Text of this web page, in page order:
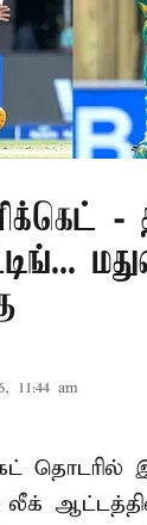
-
11:44 am
தொடரில்
ஆட்டத்தில்